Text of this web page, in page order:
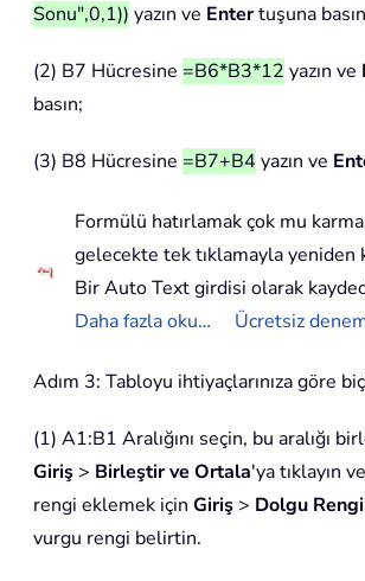
Sonu",0,1)) yazın ve Entertuşuna
(2) B7 Hücresine =B6*B3*12 yazın ve
basın;
(3) B8 Hücresine =B7+B4 yazın ve
Formülü hatırlamak çok mu
gelecekte tek tıklamayla yeniden
Bir Auto Text girdisi olarak
Daha fazla oku…
Ücretsiz
Adım 3: Tabloyu ihtiyaçlarınıza göre
(1) A1:B1 Aralığını seçin, bu aralığı
Giriş > Birleştir ve Ortala'ya tıklayın
rengi eklemek için Giriş > Dolgu Rengi
vurgu rengi belirtin.